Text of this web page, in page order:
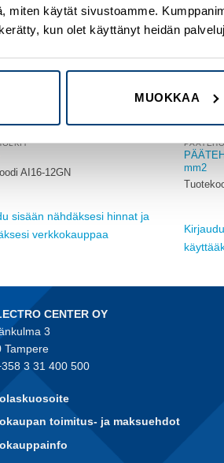
miten käytät sivustoamme.
kun olet käyttänyt heidän
MUOKKAA
AI16-12GN
sisään nähdäksesi hinnat ja
verkkokauppaa
mm2
CENTER OY
3
Tampere
3 31 400 500
toimitus- ja maksuehdot